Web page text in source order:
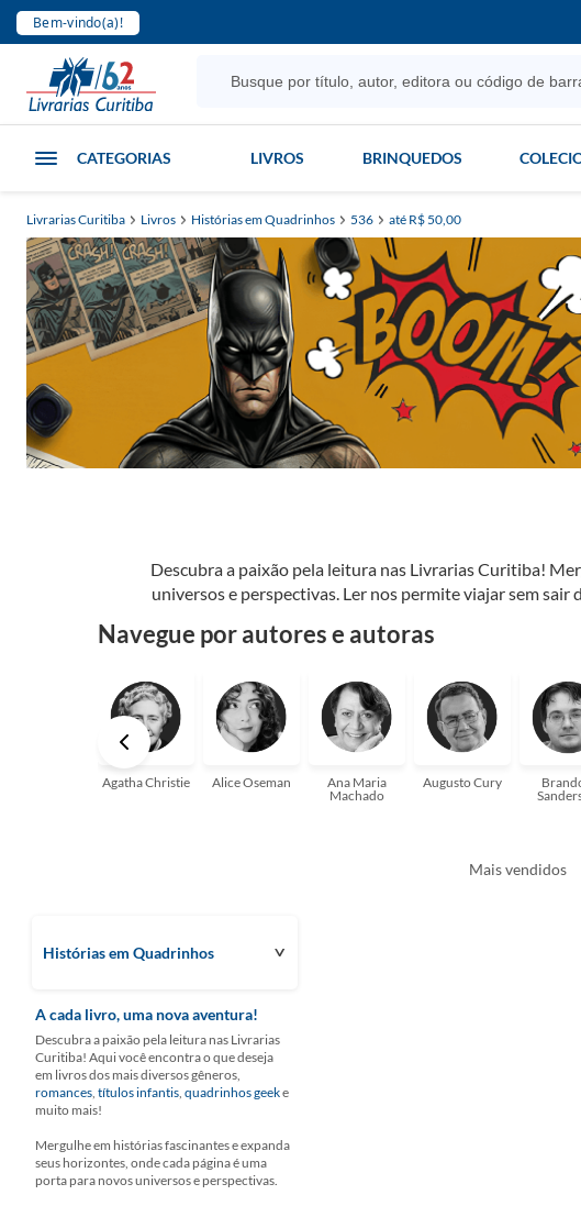
Bem-vindo(a)!
CATEGORIAS LIVROS BRINQUEDOS
Livrarias Curitiba Livros Histórias em Quadrinhos 536 até R$ 50,00
Descubra a paixão pela leitura nas Livrarias Curitiba!
universos e perspectivas. Ler nos permite viajar sem
aqui para ajudar a
Navegue por autores e autoras
Agatha Christie Alice Oseman
Ana Maria
Machado
Augusto Cury
Mais vendidos
Histórias em Quadrinhos
A cada livro, uma nova aventura!
Descubra a paixão pela leitura nas Livrarias
Curitiba! Aqui você encontra o que deseja
em livros dos mais diversos gêneros,
romances, títulos infantis, quadrinhos geeke
muito mais!
Mergulhe em histórias fascinantes e expanda
seus horizontes, onde cada página é uma
porta para novos universos e perspectivas.